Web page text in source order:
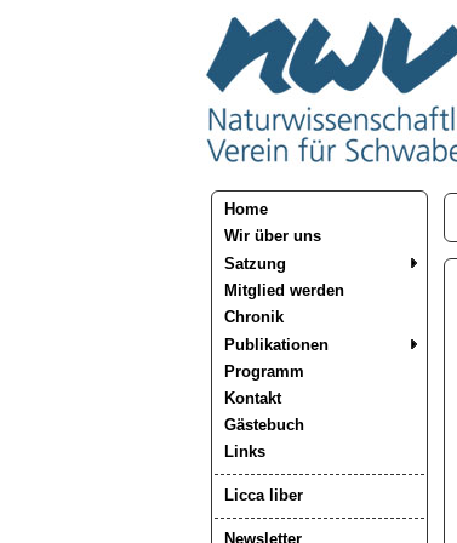
Home
Wir über uns
Satzung
Mitglied werden
Chronik
Publikationen
Programm
Kontakt
Gästebuch
Links
Licca liber
Newsletter